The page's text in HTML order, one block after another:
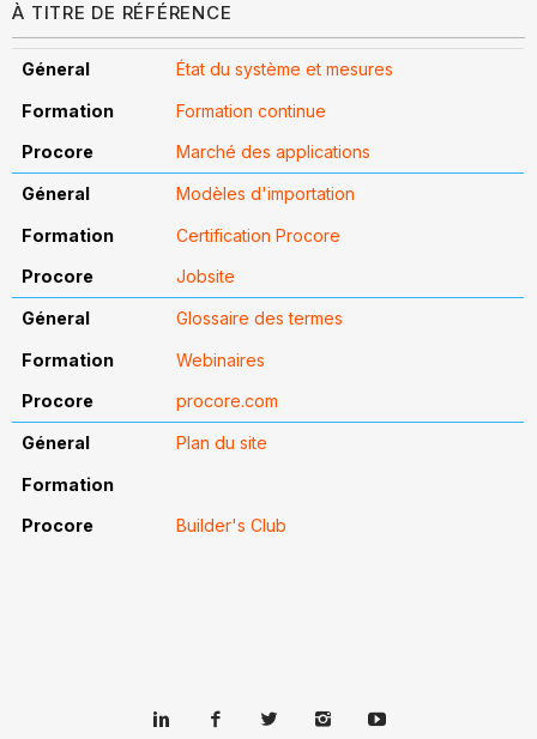
À TITRE DE RÉFÉRENCE
État du système et mesures
Formation continue
Marché des applications
Modèles d'importation
Certification Procore
Jobsite
Glossaire des termes
Webinaires
procore.com
Plan du site
Builder's Club